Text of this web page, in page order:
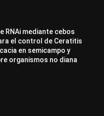
RNAi mediante cebos
el control de Ceratitis
en semicampo y
organismos no diana